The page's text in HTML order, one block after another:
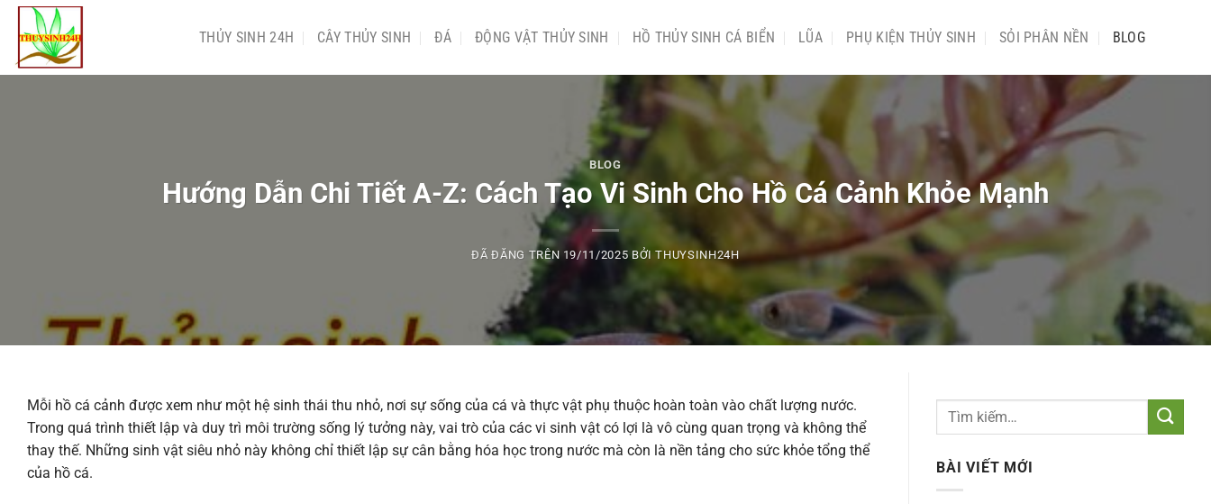
Chuyển
đến
dung
THỦY SINH 24H CÂY THỦY SINH ĐÁ ĐỘNG VẬT THỦY SINH HỒ THỦY SINH CÁ BIỂN LŨA PHỤ KIỆN THỦY SINH SỎI PHÂN NỀN BLOG
BLOG
Hướng Dẫn Chi Tiết A-Z: Cách Tạo Vi Sinh Cho Hồ Cá Cảnh Khỏe Mạnh
ĐÃ ĐĂNG TRÊN 19/11/2025 BỞITHUYSINH24H
Mỗi hồ cá cảnh được xem như một hệ sinh thái thu nhỏ, nơi sự sống của cá và thực vật phụ thuộc hoàn toàn vào chất lượng nước.
Trong quá trình thiết lập và duy trì môi trường sống lý tưởng này, vai trò của các vi sinh vật có lợi là vô cùng quan trọng và không thể
thay thế. Những sinh vật siêu nhỏ này không chỉ thiết lập sự cân bằng hóa học trong nước mà còn là nền tảng cho sức khỏe tổng thể
của hồ cá.
BÀI VIẾT MỚI